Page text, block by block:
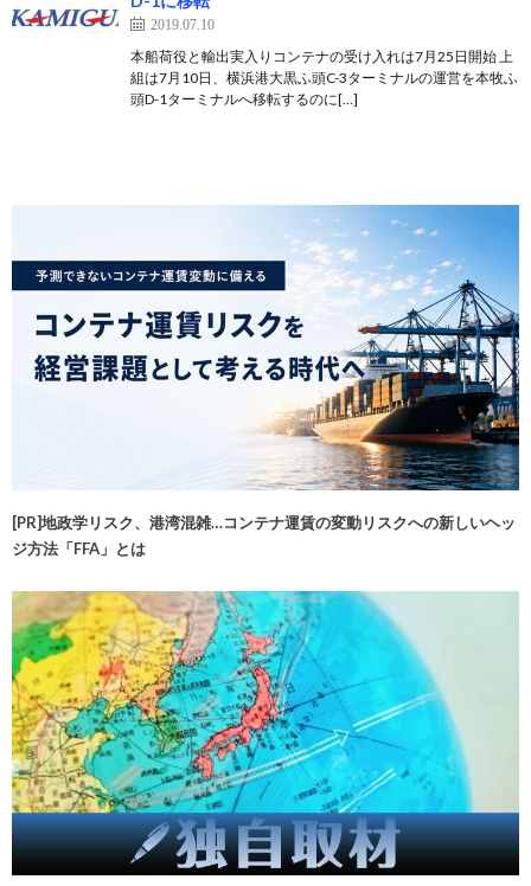
2019.07.10
本船荷役と輸出実入りコンテナの受け入れは7月25日開始 上
組は7月10日、横浜港大黒ふ頭C-3ターミナルの運営を本牧ふ
頭D-1ターミナルへ移転するのに[…]
[PR]地政学リスク、港湾混雑…コンテナ運賃の変動リスクへの新しいヘッ
ジ方法「FFA」とは